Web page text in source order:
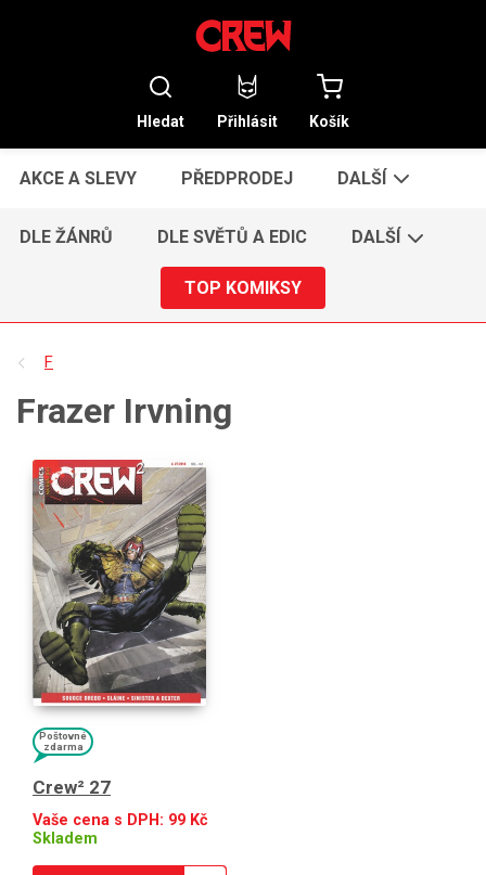
Hledat Přihlásit Košík
AKCE A SLEVY PŘEDPRODEJ DALŠÍ
DLE ŽÁNRŮ DLE SVĚTŮ A EDIC DALŠÍ
TOP KOMIKSY
F
Frazer Irvning
Poštovné
zdarma
Crew² 27
Vaše cena s DPH: 99 Kč
Skladem